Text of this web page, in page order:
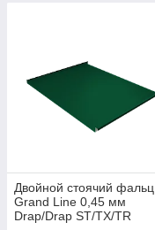
Двойной стоячий фальц
Grand Line 0,45 мм
Drap/Drap ST/TX/TR